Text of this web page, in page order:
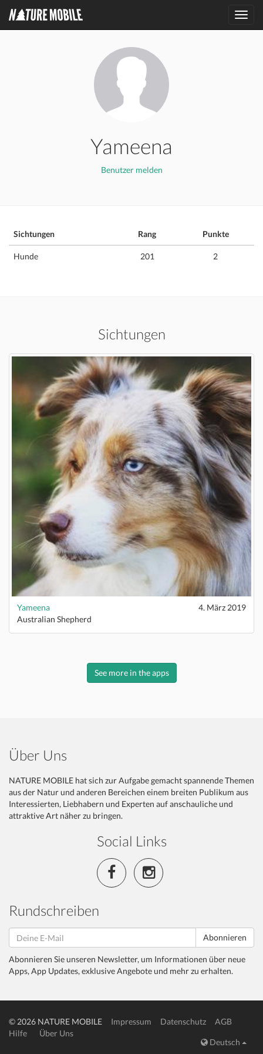
Yameena
Benutzer melden
Sichtungen Rang Punkte
Hunde 201 2
Sichtungen
Yameena
4. März 2019
Australian Shepherd
See more in the apps
Über Uns
NATURE MOBILE hat sich zur Aufgabe gemacht spannende Themen
aus der Natur und anderen Bereichen einem breiten Publikum aus
Interessierten, Liebhabern und Experten auf anschauliche und
attraktive Art näher zu bringen.
Social Links
Rundschreiben
Abonnieren
Abonnieren Sie unseren Newsletter, um Informationen über neue
Apps, App Updates, exklusive Angebote und mehr zu erhalten.
© 2026 NATURE MOBILE Impressum Datenschutz
AGB
Hilfe
Über Uns
Deutsch